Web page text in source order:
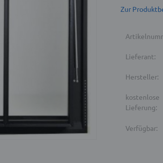
Zur
Lieferant:
Hersteller:
kostenlose
Lieferung:
Verfügbar: